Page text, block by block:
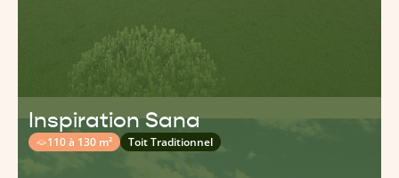
Inspiration Sana
110 à 130 m² Toit Traditionnel